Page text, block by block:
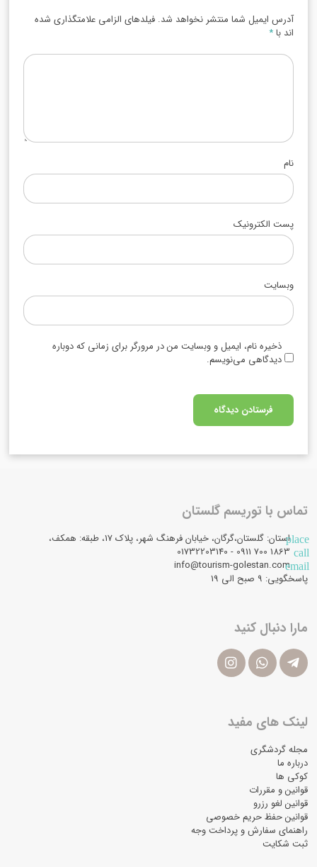
آدرس ایمیل شما منتشر نخواهد شد. فیلدهای الزامی علامتگذاری شده
اند با*
نام
پست الکترونیک
وبسایت
ذخیره نام، ایمیل و وبسایت من در مرورگر برای زمانی که دوباره
دیدگاهی می‌نویسم.
تماس با توریسم گلستان
placeاستان: گلستان،گرگان، خیابان فرهنگ شهر، پلاک 17، طبقه: همکف،
call
email
info@tourism-golestan.com
پاسخگویی: ۹ صبح الی 19
مارا دنبال کنید
لینک های مفید
مجله گردشگری
درباره ما
کوکی ها
قوانین و مقررات
قوانین لغو رزرو
قوانین حفظ حریم خصوصی
راهنمای سفارش و پرداخت وجه
ثبت شکایت